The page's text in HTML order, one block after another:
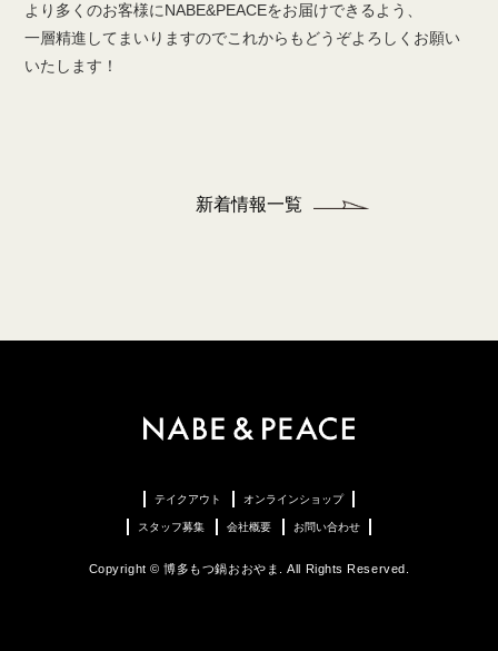
より多くのお客様にNABE&PEACEをお届けできるよう、
一層精進してまいりますのでこれからもどうぞよろしくお願い
いたします！
新着情報一覧
テイクアウト オンラインショップ
スタッフ募集 会社概要 お問い合わせ
Copyright © 博多もつ鍋おおやま. All Rights Reserved.